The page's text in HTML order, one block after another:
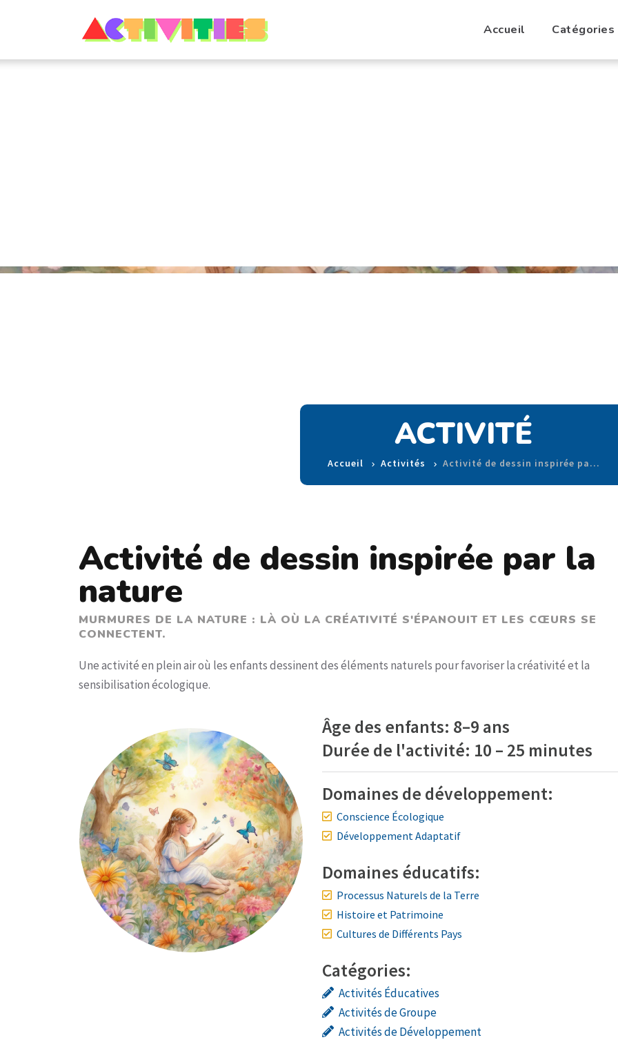
Accueil Catégories
ACTIVITÉ
Accueil Activités Activité de dessin inspirée pa…
Activité de dessin inspirée par la
nature
MURMURES DE LA NATURE : LÀ OÙ LA CRÉATIVITÉ S'ÉPANOUIT ET LES CŒURS SE
CONNECTENT.
Une activité en plein air où les enfants dessinent des éléments naturels pour favoriser la créativité et la
sensibilisation écologique.
Âge des enfants: 8–9 ans
Durée de l'activité: 10 – 25 minutes
Domaines de développement:
Conscience Écologique
Développement Adaptatif
Domaines éducatifs:
Processus Naturels de la Terre
Histoire et Patrimoine
Cultures de Différents Pays
Catégories:
Activités Éducatives
Activités de Groupe
Activités de Développement